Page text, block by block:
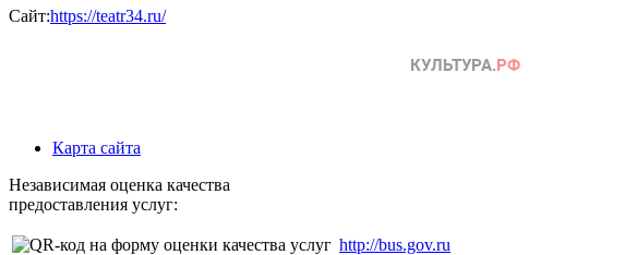
Сайт:https://teatr34.ru/
Карта сайта
Независимая оценка качества
предоставления услуг:
http://bus.gov.ru